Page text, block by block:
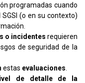
programadas cuando
(o en su contexto)
o incidentes requieren
de seguridad de la
estas evaluaciones
de detalle de la